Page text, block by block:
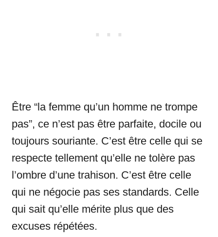
Être “la femme qu’un homme ne trompe
pas”, ce n’est pas être parfaite, docile ou
toujours souriante. C’est être celle qui se
respecte tellement qu’elle ne tolère pas
l’ombre d’une trahison. C’est être celle
qui ne négocie pas ses standards. Celle
qui sait qu’elle mérite plus que des
excuses répétées.